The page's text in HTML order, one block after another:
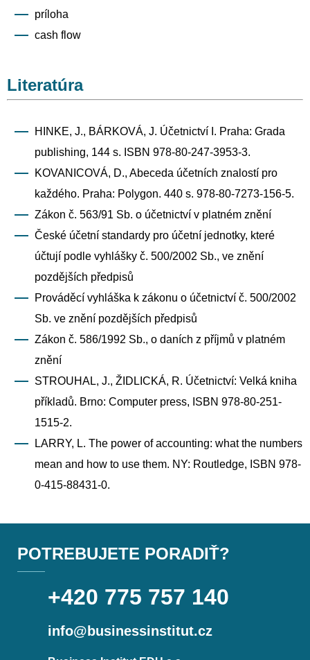
príloha
cash flow
Literatúra
HINKE, J., BÁRKOVÁ, J. Účetnictví I. Praha: Grada
publishing, 144 s. ISBN 978-80-247-3953-3.
KOVANICOVÁ, D., Abeceda účetních znalostí pro
každého. Praha: Polygon. 440 s. 978-80-7273-156-5.
Zákon č. 563/91 Sb. o účetnictví v platném znění
České účetní standardy pro účetní jednotky, které
účtují podle vyhlášky č. 500/2002 Sb., ve znění
pozdějších předpisů
Prováděcí vyhláška k zákonu o účetnictví č. 500/2002
Sb. ve znění pozdějších předpisů
Zákon č. 586/1992 Sb., o daních z příjmů v platném
znění
STROUHAL, J., ŽIDLICKÁ, R. Účetnictví: Velká kniha
příkladů. Brno: Computer press, ISBN 978-80-251-
1515-2.
LARRY, L. The power of accounting: what the numbers
mean and how to use them. NY: Routledge, ISBN 978-
0-415-88431-0.
POTREBUJETE PORADIŤ?
+420 775 757 140
info@businessinstitut.cz